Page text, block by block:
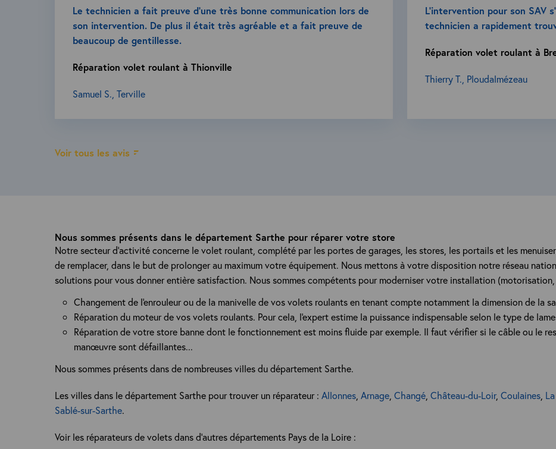
Nous sommes présents dans le département Sarthe pour réparer votre store
Notre secteur d'activité concerne le volet roulant, complété par les portes de garages, les stores, les portails et les
de remplacer, dans le but de prolonger au maximum votre équipement. Nous mettons à votre disposition notre réseau
solutions pour vous donner entière satisfaction. Nous sommes compétents pour moderniser votre installation
Changement de l'enrouleur ou de la manivelle de vos volets roulants en tenant compte notamment la dimension de la
Réparation du moteur de vos volets roulants. Pour cela, l'expert estime la puissance indispensable selon le type de
Réparation de votre store banne dont le fonctionnement est moins fluide par exemple. Il faut vérifier si le câble ou le
manœuvre sont défaillantes...
Nous sommes présents dans de nombreuses villes du département Sarthe.
Les villes dans le département Sarthe pour trouver un réparateur : Allonnes Arnage Changé Château-du-Loir, Coulaines
Sablé-sur-Sarthe.
Voir les réparateurs de volets dans d’autres départements Pays de la Loire :
Le technicien a fait preuve d’une très bonne communication lors de
son intervention. De plus il était très agréable et a fait preuve de
beaucoup de gentillesse.
Réparation volet roulant à Thionville
Samuel S., Terville
L’intervention pour son SAV
technicien a rapidement
Réparation volet roulant à
Thierry T., Ploudalmézeau
Voir tous les avis